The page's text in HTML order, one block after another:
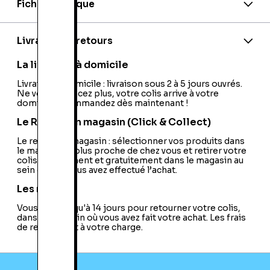
Fiche technique
Model:
K551LN-XO395H
Type de Stockage:Disque Dur
Format:
Bluetooth:
Oui
Modèle de Processeur Graphique:
840M
Marque de la Puce Graphique:
Lecteur d'Empreintes Digitales:Non
Carte Tuner TV: Non
Résolution:
WSXGA
Ecran Tactile:Non
Marque du Processeur:
Graveur DVD-ROM:Oui
Wifi:
802.11 n
Windows Media Center Edition:
Modèle de Processeur:Core i7
Livraison et retours
La livraison à domicile
Livraison à domicile : livraison sous 2 à 5 jours ouvrés.
Ne vous déplacez plus, votre colis arrive à votre
domicile ! Commandez dès maintenant !
Le Retrait en magasin (Click & Collect)
Le retrait en magasin : sélectionner vos produits dans
le magasin le plus proche de chez vous et retirer votre
colis directement et gratuitement dans le magasin au
sein duquel vous avez effectué l’achat.
Les retours
Vous avez jusqu'à 14 jours pour retourner votre colis,
dans le magasin où vous avez fait votre achat. Les frais
de retour sont à votre charge.